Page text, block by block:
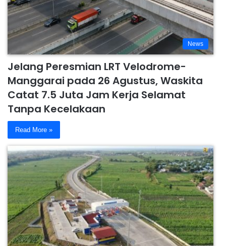
News
Jelang Peresmian LRT Velodrome-
Manggarai pada 26 Agustus, Waskita
Catat 7.5 Juta Jam Kerja Selamat
Tanpa Kecelakaan
Read More »